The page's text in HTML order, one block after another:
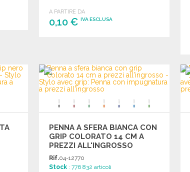
A PARTIRE DA
0,10 €IVA ESCLUSA
PENNA A SFERA BIANCA CON
GRIP COLORATO 14 CM A
PREZZI ALL'INGROSSO
Rif.04-12770
Stock : 776 832 articoli